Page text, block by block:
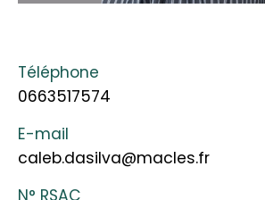
Téléphone
0663517574
E-mail
caleb.dasilva@macles.fr
N° RSAC